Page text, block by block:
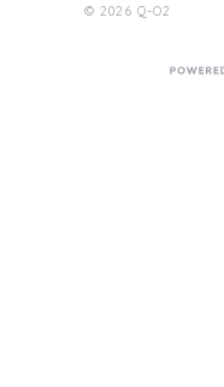
© 2026 Q-O2